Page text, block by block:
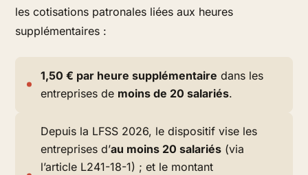
les cotisations patronales liées aux heures
supplémentaires :
1,50 € par heure supplémentaire dans les
entreprises de moins de 20 salariés.
Depuis la LFSS 2026, le dispositif vise les
entreprises d’au moins 20 salariés (via
l’article L241-18-1) ; et le montant